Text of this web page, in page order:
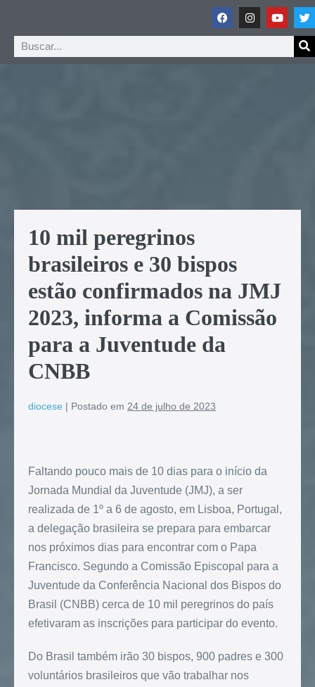
10 mil peregrinos
brasileiros e 30 bispos
estão confirmados na JMJ
2023, informa a Comissão
para a Juventude da
CNBB
diocese | Postado em 24 de julho de 2023
Faltando pouco mais de 10 dias para o início da
Jornada Mundial da Juventude (JMJ), a ser
realizada de 1º a 6 de agosto, em Lisboa, Portugal,
a delegação brasileira se prepara para embarcar
nos próximos dias para encontrar com o Papa
Francisco. Segundo a Comissão Episcopal para a
Juventude da Conferência Nacional dos Bispos do
Brasil (CNBB) cerca de 10 mil peregrinos do país
efetivaram as inscrições para participar do evento.
Do Brasil também irão 30 bispos, 900 padres e 300
voluntários brasileiros que vão trabalhar nos